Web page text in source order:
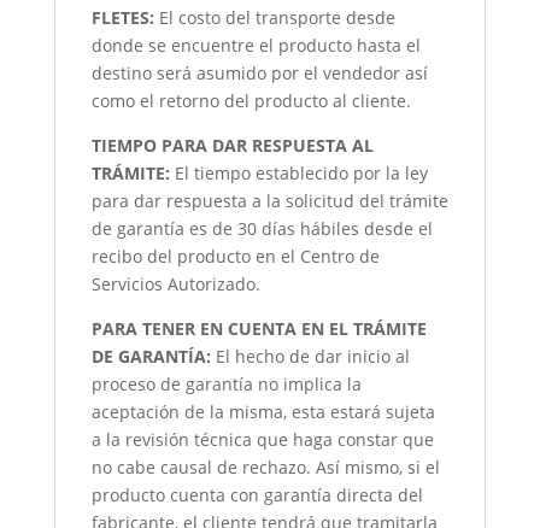
FLETES: El costo del transporte desde
donde se encuentre el producto hasta el
destino será asumido por el vendedor así
como el retorno del producto al cliente.
TIEMPO PARA DAR RESPUESTA AL
TRÁMITE: El tiempo establecido por la ley
para dar respuesta a la solicitud del trámite
de garantía es de 30 días hábiles desde el
recibo del producto en el Centro de
Servicios Autorizado.
PARA TENER EN CUENTA EN EL TRÁMITE
DE GARANTÍA: El hecho de dar inicio al
proceso de garantía no implica la
aceptación de la misma, esta estará sujeta
a la revisión técnica que haga constar que
no cabe causal de rechazo. Así mismo, si el
producto cuenta con garantía directa del
fabricante, el cliente tendrá que tramitarla